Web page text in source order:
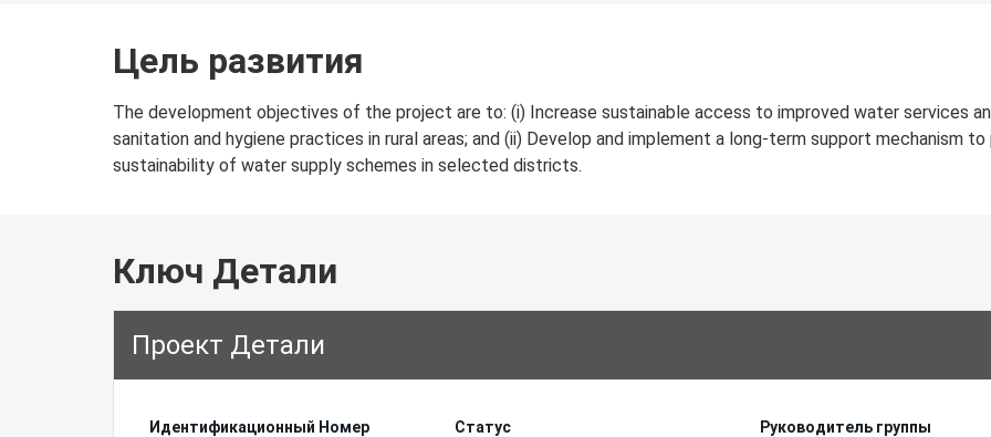
Цель развития
The development objectives of the project are to: (i) Increase sustainable access to improved water services
sanitation and hygiene practices in rural areas; and (ii) Develop and implement a long-term support mechanism
sustainability of water supply schemes in selected districts.
Ключ Детали
Проект Детали
Идентификационный Hомер
Статус
Руководитель группы